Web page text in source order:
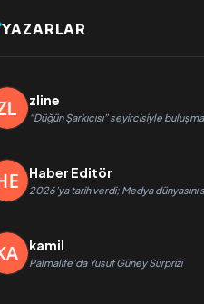
YAZARLAR
zline
“Düğün Şarkıcısı” seyircisiyle
Haber Editör
2026’ya tarih verdi; Medya dünyasını
kamil
Palmalife’da Yusuf Güney Sürprizi